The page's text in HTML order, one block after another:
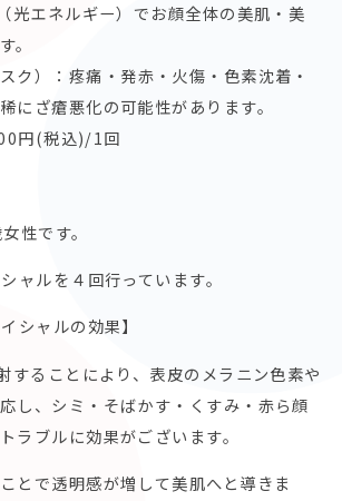
光エネルギー）でお顔全体の美肌・美
。
ク）： 疼痛・発赤・火傷・色素沈着・
にざ瘡悪化の可能性があります。
円(税込)/1回
性です。
ャルを４回行っています。
シャルの効果】
することにより、表皮のメラニン色素や
し、シミ・そばかす・くすみ・赤ら顔
ラブルに効果がございます。
とで透明感が増して美肌へと導きま